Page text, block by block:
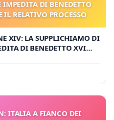
IMPEDITA DI BENEDETTO
RELATIVO PROCESSO
XIV: LA SUPPLICHIAMO DI
DI BENEDETTO XVI
PROCESSO
ITALIA A FIANCO DEI